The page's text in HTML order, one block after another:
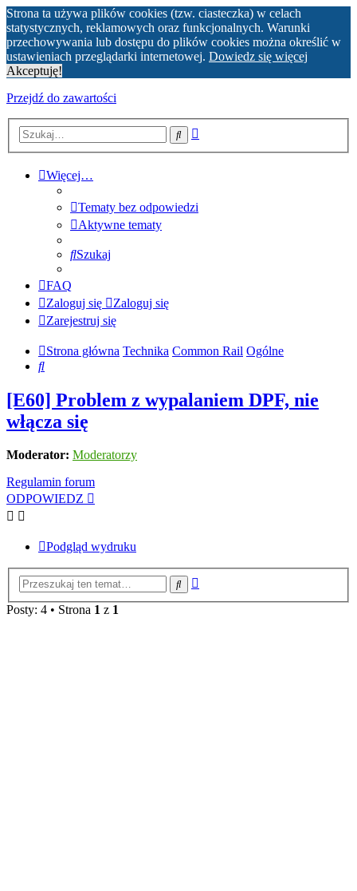
Strona ta używa plików cookies (tzw. ciasteczka) w celach
statystycznych, reklamowych oraz funkcjonalnych. Warunki
przechowywania lub dostępu do plików cookies można określić w
ustawieniach przeglądarki internetowej. Dowiedz się więcej
Akceptuję!
Przejdź do zawartości
Szukaj
Więcej…
Tematy bez odpowiedzi
Aktywne tematy
Szukaj
FAQ
Zaloguj się
Zaloguj się
Zarejestruj się
Strona główna Technika Common Rail Ogólne
Szukaj
[E60] Problem z wypalaniem DPF, nie
włącza się
Moderator: Moderatorzy
Regulamin forum
ODPOWIEDZ
Podgląd wydruku
Szukaj
Posty: 4 • Strona 1 z 1